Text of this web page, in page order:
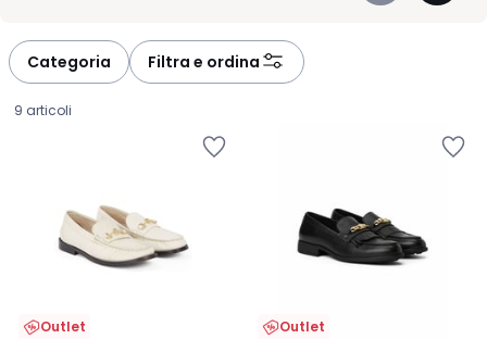
Categoria Filtra e ordina
9 articoli
Outlet Outlet